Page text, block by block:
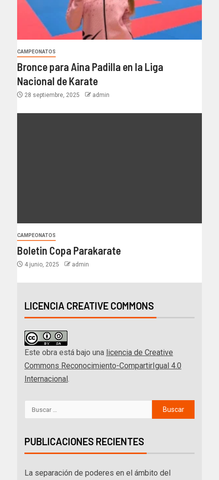
CAMPEONATOS
Bronce para Aina Padilla en la Liga
Nacional de Karate
28 septiembre, 2025 admin
CAMPEONATOS
Boletin Copa Parakarate
4 junio, 2025 admin
LICENCIA CREATIVE COMMONS
Este obra está bajo una licencia de Creative
Commons Reconocimiento-CompartirIgual 4.0
Internacional .
PUBLICACIONES RECIENTES
La separación de poderes en el ámbito del